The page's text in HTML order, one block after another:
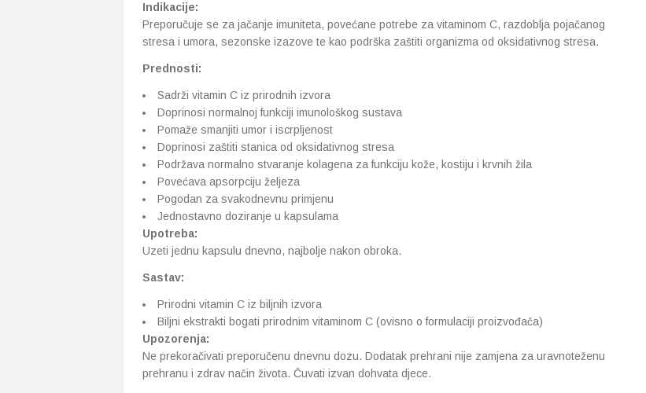
Indikacije:
Preporučuje se za jačanje imuniteta, povećane potrebe za vitaminom C, razdoblja pojačanog
stresa i umora, sezonske izazove te kao podrška zaštiti organizma od oksidativnog stresa.
Prednosti:
Sadrži vitamin C iz prirodnih izvora
Doprinosi normalnoj funkciji imunološkog sustava
Pomaže smanjiti umor i iscrpljenost
Doprinosi zaštiti stanica od oksidativnog stresa
Podržava normalno stvaranje kolagena za funkciju kože, kostiju i krvnih žila
Povećava apsorpciju željeza
Pogodan za svakodnevnu primjenu
Jednostavno doziranje u kapsulama
Upotreba:
Uzeti jednu kapsulu dnevno, najbolje nakon obroka.
Sastav:
Prirodni vitamin C iz biljnih izvora
Biljni ekstrakti bogati prirodnim vitaminom C (ovisno o formulaciji proizvođača)
Upozorenja:
Ne prekoračivati preporučenu dnevnu dozu. Dodatak prehrani nije zamjena za uravnoteženu
prehranu i zdrav način života. Čuvati izvan dohvata djece.